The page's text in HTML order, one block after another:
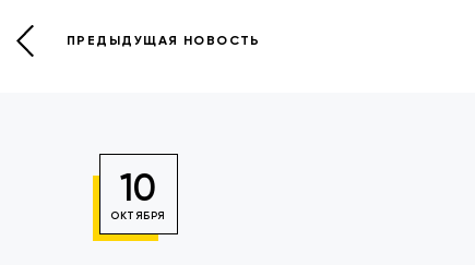
ПРЕДЫДУЩАЯ НОВОСТЬ
10
ОКТЯБРЯ